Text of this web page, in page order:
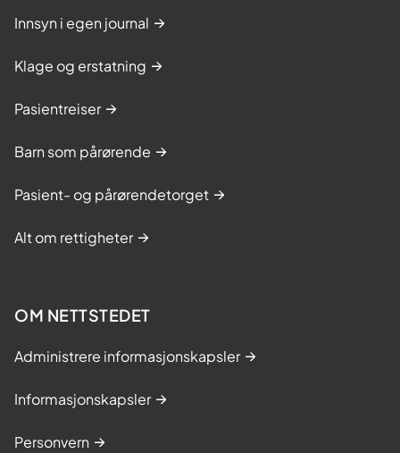
Innsyn i egen journal
Klage og erstatning
Pasientreiser
Barn som pårørende
Pasient- og pårørendetorget
Alt om rettigheter
OM NETTSTEDET
Administrere informasjonskapsler
Informasjonskapsler
Personvern